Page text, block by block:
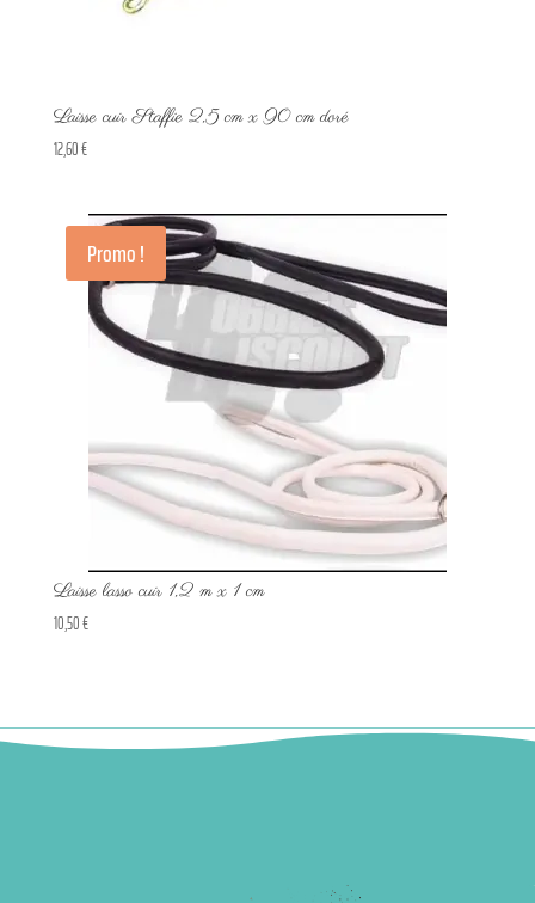
Laisse cuir Staffie 2,5 cm x 90 cm doré
12,60€
Promo !
Laisse lasso cuir 1,2 m x 1 cm
10,50€